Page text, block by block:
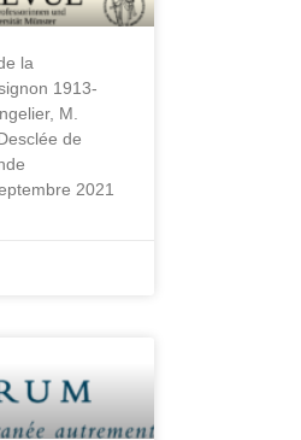
la
1913-
M.
de
2021